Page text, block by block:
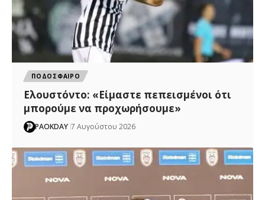
ΠΟΔΟΣΦΑΙΡΟ
Ελουστόντο: «Είμαστε πεπεισμένοι ότι
μπορούμε να προχωρήσουμε»
PAOKDAY 7 Αυγούστου 2026